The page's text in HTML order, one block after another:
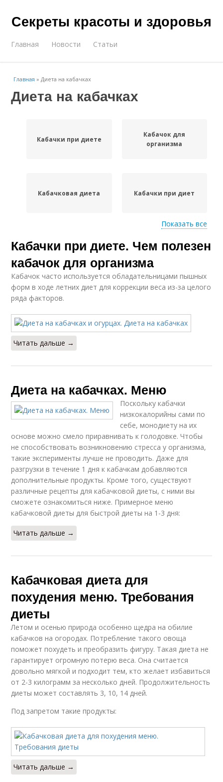
Секреты красоты и здоровья
Главная Новости Статьи
Главная »Диета на кабачках
Диета на кабачках
Кабачки при диете
Кабачок для
организма
Кабачковая диета Кабачки при диет
Диета для похудения
Кабачки для
похудения
Кабачки при
похудении
Супчик с кабачками
Показать все
Кабачки при диете. Чем полезен
кабачок для организма
Кабачок часто используется обладательницами пышных
форм в ходе летних диет для коррекции веса из-за целого
ряда факторов.
Читать дальше →
Диета на кабачках. Меню
Поскольку кабачки
низкокалорийны сами по
себе, монодиету на их
основе можно смело приравнивать к голодовке. Чтобы
не способствовать возникновению стресса у организма,
такие эксперименты лучше не проводить. Даже для
разгрузки в течение 1 дня к кабачкам добавляются
дополнительные продукты. Кроме того, существуют
различные рецепты для кабачковой диеты, с ними вы
сможете ознакомиться ниже. Примерное меню
кабачковой диеты для быстрой диеты на 1-3 дня:
Читать дальше →
Кабачковая диета для
похудения меню. Требования
диеты
Летом и осенью природа особенно щедра на обилие
кабачков на огородах. Потребление такого овоща
поможет похудеть и преобразить фигуру. Такая диета не
гарантирует огромную потерю веса. Она считается
довольно мягкой и подходит тем, кто желает избавиться
от 2-3 килограмм за несколько дней. Продолжительность
диеты может составлять 3, 10, 14 дней.
Под запретом такие продукты:
Читать дальше →